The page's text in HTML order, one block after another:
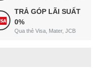
TRẢ GÓP LÃI SUẤT
0%
Qua thẻ Visa, Mater, JCB